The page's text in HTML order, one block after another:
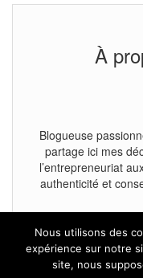
À
Blogueuse
partage ici mes
l’entrepreneuriat
authenticité et
Nous utilisons des
expérience sur notre
site, nous